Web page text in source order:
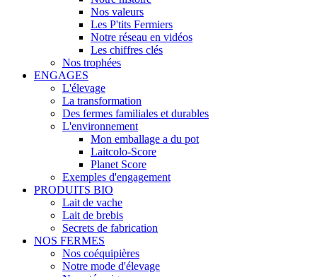
Nos valeurs
Les P'tits Fermiers
Notre réseau en vidéos
Les chiffres clés
Nos trophées
ENGAGES
L'élevage
La transformation
Des fermes familiales et durables
L'environnement
Mon emballage a du pot
Laitcolo-Score
Planet Score
Exemples d'engagement
PRODUITS BIO
Lait de vache
Lait de brebis
Secrets de fabrication
NOS FERMES
Nos coéquipières
Notre mode d'élevage